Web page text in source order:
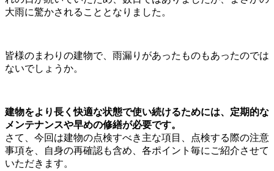
大雨に驚かされることとなりました。
皆様のまわりの建物で、雨漏りがあったものもあったのでは
ないでしょうか。
建物をより長く快適な状態で使い続けるためには、定期的な
メンテナンスや早めの修繕が必要です。
さて、今回は建物の点検すべき主な項目、点検する際の注意
事項を、自身の再確認も含め、各ポイント毎にご紹介させて
いただきます。